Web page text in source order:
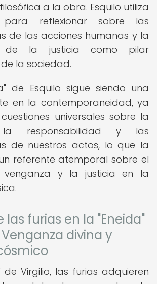
a la obra. Esquilo utiliza
reflexionar sobre las
de las acciones humanas y la
de la justicia como pilar
la sociedad.
de Esquilo sigue siendo una
en la contemporaneidad, ya
universales sobre la
la responsabilidad y las
de nuestros actos, lo que la
referente atemporal sobre el
y la justicia en la
las furias en la "Eneida"
divina y
de Virgilio, las furias adquieren